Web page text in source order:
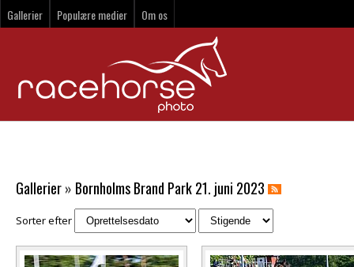
Gallerier Populære medier Om os
Gallerier» Bornholms Brand Park 21. juni 2023
Sorter efter